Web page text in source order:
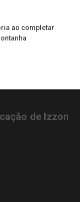
ao completar
de Izzon